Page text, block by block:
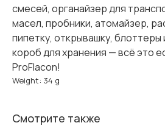
смесей, органайзер для
масел, пробники, атомайзер,
пипетку, открывашку,
короб для хранения — всё это
ProFlacon!
Weight: 34 g
Смотрите также